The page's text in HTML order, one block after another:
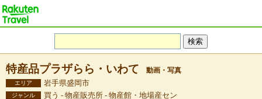
特産品プラザらら・いわて 動画・写真
エリア 岩手県盛岡市
ジャンル
買う - 物産販売所 - 物産館・地場産セン